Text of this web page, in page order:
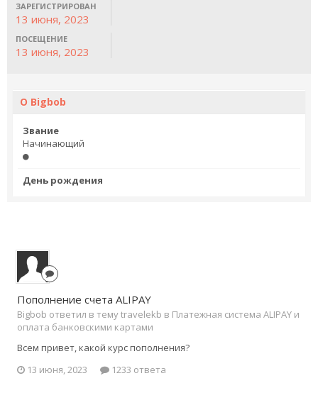
ЗАРЕГИСТРИРОВАН
13 июня, 2023
ПОСЕЩЕНИЕ
13 июня, 2023
О Bigbob
Звание
Начинающий
День рождения
Пополнение счета ALIPAY
Bigbob ответил в тему travelekb в Платежная система ALIPAY и
оплата банковскими картами
Всем привет, какой курс пополнения?
13 июня, 2023
1233 ответа